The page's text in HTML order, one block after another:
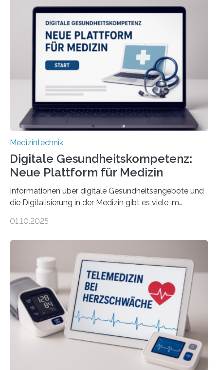
und Boris Burr von der Ruhr-Universität Bochum in
dafür eine technische Schnittstelle, über die
physiologische Daten in Echtzeit an das Sprachmodell
übermittelt werden können. Die Künstliche Intelligenz
kann dadurch auch die Sprache des Körpers
einbeziehen, auf die Menschen keinen bewussten
Einfluss nehmen. Das eröffnet…
Medizintechnik
Digitale Gesundheitskompetenz:
Neue Plattform für Medizin
Informationen über digitale Gesundheitsangebote und
die Digitalisierung in der Medizin gibt es viele im
seriösen und wissenschaftlich abgesicherten Inhalten?
Forscherinnen der Technischen Universität Dresden
(TUD) richtet sich das Portal sowohl an Patientinnen
und Patienten, aber ebenso an medizinisches
Fachpersonal. Für all diese Zielgruppen bietet sie
speziell zugeschnittene Informationen, um deren
digitale Gesundheitskompetenz zu steigern. MiHUBx ist
01.10.2025